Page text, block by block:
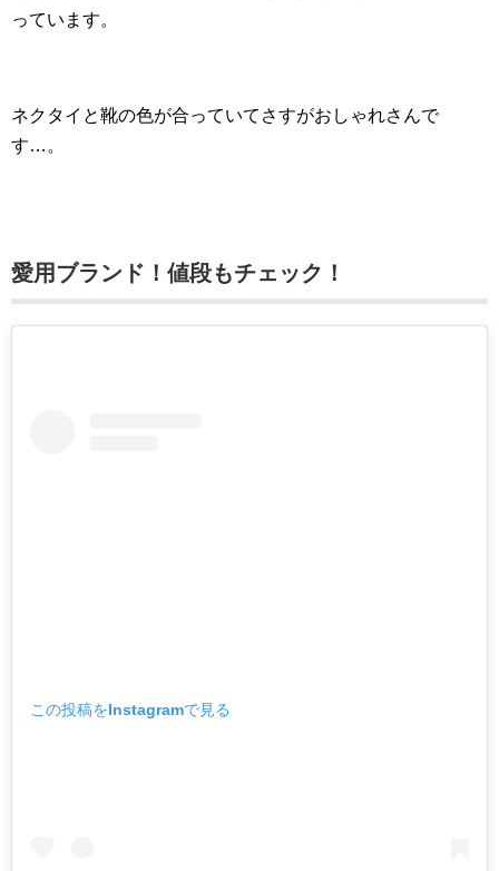
っています。
ネクタイと靴の色が合っていてさすがおしゃれさんで
す…。
愛用ブランド！値段もチェック！
この投稿をInstagramで見る